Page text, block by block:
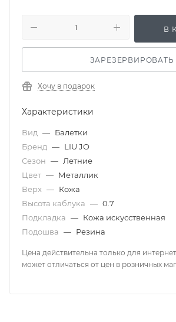
В
ЗАРЕЗЕРВИРОВАТЬ
Хочу в подарок
Характеристики
Вид — Балетки
Бренд — LIU JO
Сезон — Летние
Цвет — Металлик
Верх — Кожа
Высота каблука — 0.7
Подкладка — Кожа искусственная
Подошва — Резина
Цена действительна только для
может отличаться от цен в розничных